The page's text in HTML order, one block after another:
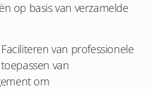
op basis van verzamelde
Faciliteren van professionele
van
om